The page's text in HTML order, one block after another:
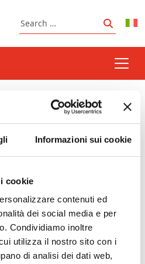
Informazioni sui cookie
cookie
contenuti ed
dei social media e per
Condividiamo inoltre
utilizza il nostro sito con i
di analisi dei dati web,
Search
Search
- 10/08/2026 -
giorno
food festival - 05/09/2026 -